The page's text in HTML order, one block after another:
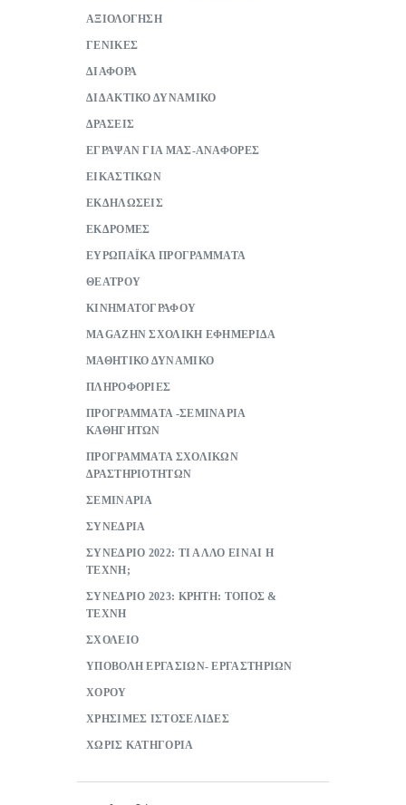
ΑΞΙΟΛΟΓΗΣΗ
ΓΕΝΙΚΕΣ
ΔΙΑΦΟΡΑ
ΔΙΔΑΚΤΙΚΟ ΔΥΝΑΜΙΚΟ
ΔΡΑΣΕΙΣ
ΕΓΡΑΨΑΝ ΓΙΑ ΜΑΣ-ΑΝΑΦΟΡΕΣ
ΕΙΚΑΣΤΙΚΩΝ
ΕΚΔΗΛΩΣΕΙΣ
ΕΚΔΡΟΜΕΣ
ΕΥΡΩΠΑΪΚΑ ΠΡΟΓΡΑΜΜΑΤΑ
ΘΕΑΤΡΟΥ
ΚΙΝΗΜΑΤΟΓΡΑΦΟΥ
ΜAGAZHN ΣΧΟΛΙΚΗ ΕΦΗΜΕΡΙΔΑ
ΜΑΘΗΤΙΚΟ ΔΥΝΑΜΙΚΟ
ΠΛΗΡΟΦΟΡΙΕΣ
ΠΡΟΓΡΑΜΜΑΤΑ -ΣΕΜΙΝΑΡΙΑ
ΚΑΘΗΓΗΤΩΝ
ΠΡΟΓΡΑΜΜΑΤΑ ΣΧΟΛΙΚΩΝ
ΔΡΑΣΤΗΡΙΟΤΗΤΩΝ
ΣΕΜΙΝΑΡΙΑ
ΣΥΝΕΔΡΙΑ
ΣΥΝΕΔΡΙΟ 2022: ΤΙ ΑΛΛΟ ΕΙΝΑΙ Η
ΤΕΧΝΗ;
ΣΥΝΕΔΡΙΟ 2023: ΚΡΗΤΗ: ΤΟΠΟΣ &
ΤΕΧΝΗ
ΣΧΟΛΕΙΟ
ΥΠΟΒΟΛΗ ΕΡΓΑΣΙΩΝ- ΕΡΓΑΣΤΗΡΙΩΝ
ΧΟΡΟΥ
ΧΡΗΣΙΜΕΣ ΙΣΤΟΣΕΛΙΔΕΣ
ΧΩΡΙΣ ΚΑΤΗΓΟΡΙΑ